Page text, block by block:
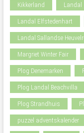
Kikkerland Landal
Landal Elfstedenhart
Landal Sallandse
Margriet Winter Fair
Plog Denemarken
Plog Landal Beachvilla
Plog Strandhuis
puzzel adventskalender